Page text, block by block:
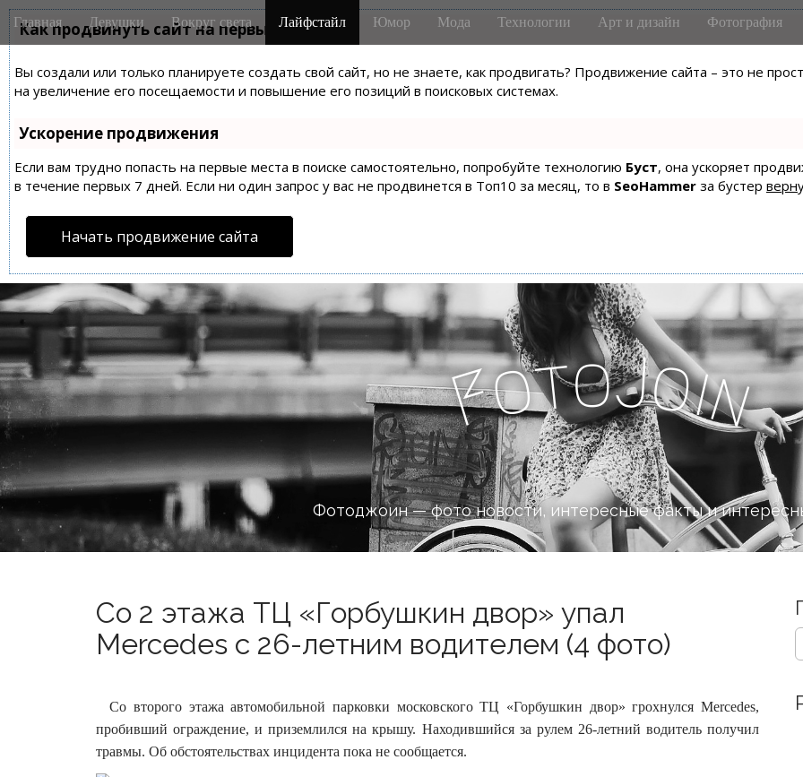
Как продвинуть сайт на первые места?
Вы создали или только планируете создать свой сайт, но не знаете, как продвигать? Продвижение сайта – это не
на увеличение его посещаемости и повышение его позиций в поисковых системах.
Ускорение продвижения
Если вам трудно попасть на первые места в поиске самостоятельно, попробуйте технологию Буст, она ускоряет
в течение первых 7 дней. Если ни один запрос у вас не продвинется в Топ10 за месяц, то в SeoHammer за бустер
Начать продвижение сайта
M
a
n
m
e
n
u
i
Главная Девушки Вокруг света Лайфстайл Юмор Мода Технологии Арт и дизайн Фотография
FotoJoi
n
Фотоджоин — фото новости, интересные факты и
Со 2 этажа ТЦ «Горбушкин двор» упал
Mercedes с 26-летним водителем (4 фото)
Cо второго этажа автомобильной парковки московского ТЦ «Горбушкин двор» грохнулся Mercedes,
пробивший ограждение, и приземлился на крышу. Находившийся за рулем 26-летний водитель получил
травмы. Об обстоятельствах инцидента пока не сообщается.
S
e
c